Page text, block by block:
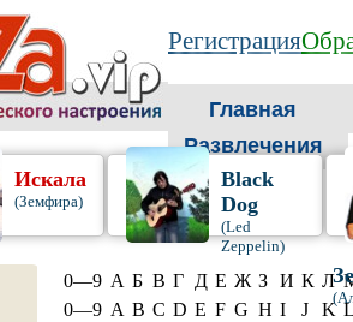
Регистрация
Главная
Развлечения
Искала
(Земфира)
Black
Dog
(Led
Zeppelin)
0—9 А Б В Г Д Е Ж З И К Л
0—9 A B C D E F G H I J K